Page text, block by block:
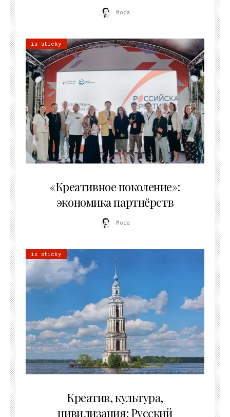
Moda
is sticky
«Креативное поколение»:
экономика партнёрств
Moda
is sticky
Креатив, культура,
цивилизация: Русский